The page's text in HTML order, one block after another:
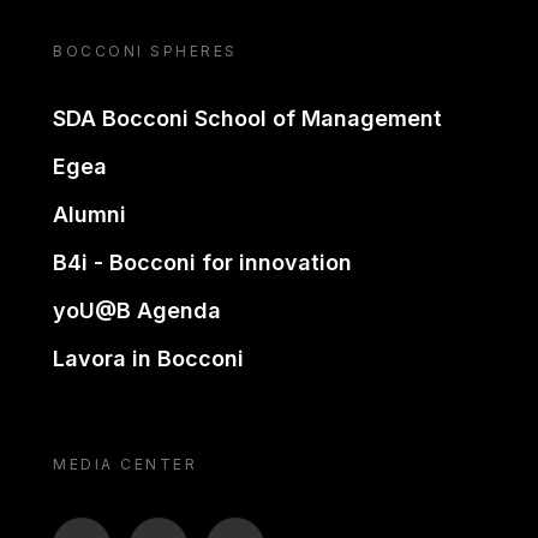
BOCCONI SPHERES
SDA Bocconi School of Management
Egea
Alumni
B4i - Bocconi for innovation
yoU@B Agenda
Lavora in Bocconi
MEDIA CENTER
BTV TL ON